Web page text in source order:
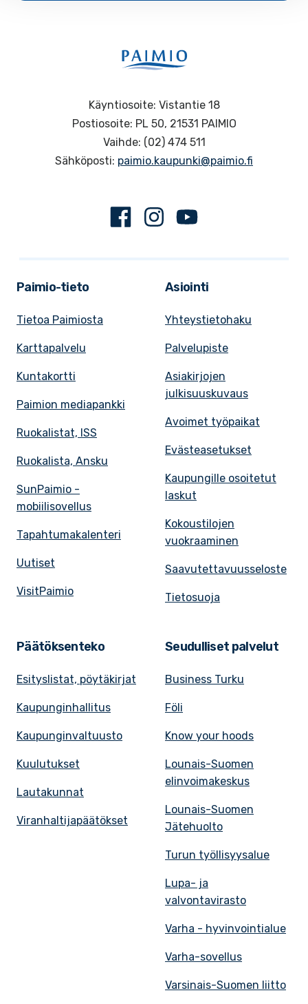
Käyntiosoite: Vistantie 18
Postiosoite: PL 50, 21531 PAIMIO
Vaihde: (02) 474 511
Sähköposti: paimio.kaupunki@paimio.fi
FacebookInstagram
Paimio-tieto
Tietoa Paimiosta
Karttapalvelu
Kuntakortti
Paimion mediapankki
Ruokalistat, ISS
Ruokalista, Ansku
SunPaimio -
mobiilisovellus
Tapahtumakalenteri
Uutiset
VisitPaimio
Asiointi
Yhteystietohaku
Palvelupiste
Asiakirjojen
julkisuuskuvaus
Avoimet työpaikat
Evästeasetukset
Kaupungille osoitetut
laskut
Kokoustilojen
vuokraaminen
Saavutettavuusseloste
Tietosuoja
Päätöksenteko
Esityslistat, pöytäkirjat
Kaupunginhallitus
Kaupunginvaltuusto
Kuulutukset
Lautakunnat
Viranhaltijapäätökset
Seudulliset palvelut
Business Turku
Föli
Know your hoods
Lounais-Suomen
elinvoimakeskus
Lounais-Suomen
Jätehuolto
Turun työllisyysalue
Lupa- ja
valvontavirasto
Varha - hyvinvointialue
Varha-sovellus
Varsinais-Suomen liitto